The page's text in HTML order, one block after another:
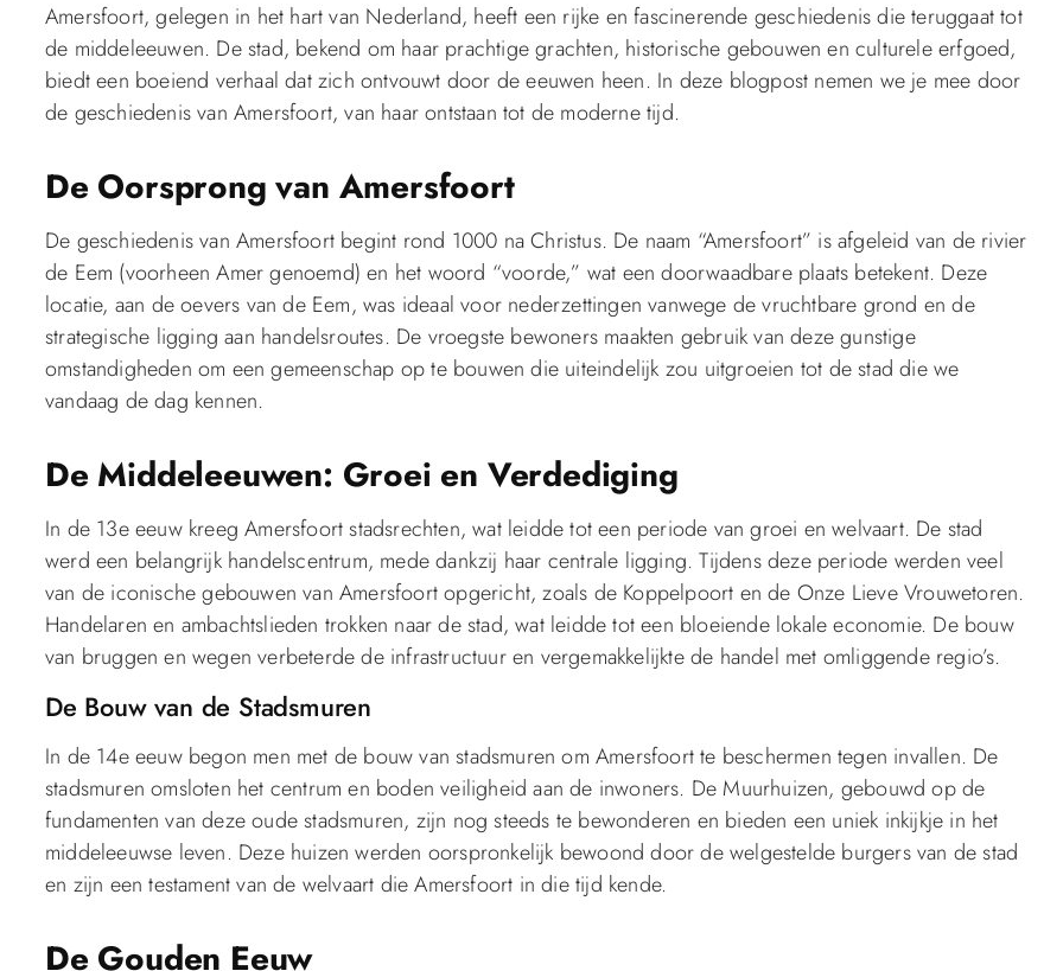
Amersfoort, gelegen in het hart van Nederland, heeft een rijke en fascinerende geschiedenis die teruggaat tot
de middeleeuwen. De stad, bekend om haar prachtige grachten, historische gebouwen en culturele erfgoed,
biedt een boeiend verhaal dat zich ontvouwt door de eeuwen heen. In deze blogpost nemen we je mee door
de geschiedenis van Amersfoort, van haar ontstaan tot de moderne tijd.
De Oorsprong van Amersfoort
De geschiedenis van Amersfoort begint rond 1000 na Christus. De naam “Amersfoort” is afgeleid van de rivier
de Eem (voorheen Amer genoemd) en het woord “voorde,” wat een doorwaadbare plaats betekent. Deze
locatie, aan de oevers van de Eem, was ideaal voor nederzettingen vanwege de vruchtbare grond en de
strategische ligging aan handelsroutes. De vroegste bewoners maakten gebruik van deze gunstige
omstandigheden om een gemeenschap op te bouwen die uiteindelijk zou uitgroeien tot de stad die we
vandaag de dag kennen.
De Middeleeuwen: Groei en Verdediging
In de 13e eeuw kreeg Amersfoort stadsrechten, wat leidde tot een periode van groei en welvaart. De stad
werd een belangrijk handelscentrum, mede dankzij haar centrale ligging. Tijdens deze periode werden veel
van de iconische gebouwen van Amersfoort opgericht, zoals de Koppelpoort en de Onze Lieve Vrouwetoren.
Handelaren en ambachtslieden trokken naar de stad, wat leidde tot een bloeiende lokale economie. De bouw
van bruggen en wegen verbeterde de infrastructuur en vergemakkelijkte de handel met omliggende regio’s.
De Bouw van de Stadsmuren
In de 14e eeuw begon men met de bouw van stadsmuren om Amersfoort te beschermen tegen invallen. De
stadsmuren omsloten het centrum en boden veiligheid aan de inwoners. De Muurhuizen, gebouwd op de
fundamenten van deze oude stadsmuren, zijn nog steeds te bewonderen en bieden een uniek inkijkje in het
middeleeuwse leven. Deze huizen werden oorspronkelijk bewoond door de welgestelde burgers van de stad
en zijn een testament van de welvaart die Amersfoort in die tijd kende.
De Gouden Eeuw